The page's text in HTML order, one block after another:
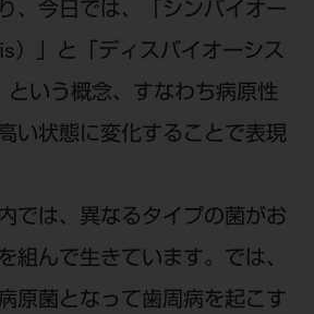
、今日では、「シンバイオー
）」と「ディスバイオーシス
という概念、すなわち病原性
い状態に変化することで表現
では、異なるタイプの菌がお
組んで生きています。では、
原菌となって歯周病を起こす